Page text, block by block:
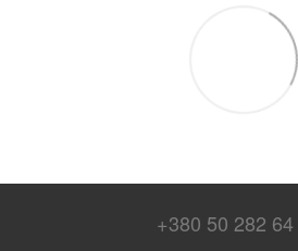
+380 50 282